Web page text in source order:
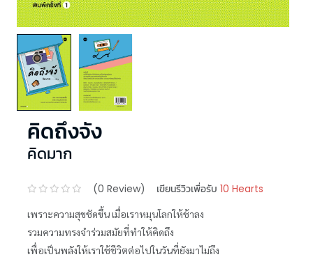
คิดถึงจัง
คิดมาก
(0 Review) เขียนรีวิวเพื่อรับ 10 Hearts
เพราะความสุขชัดขึ้น เมื่อเราหมุนโลกให้ช้าลง
รวมความทรงจำร่วมสมัยที่ทำให้คิดถึง
เพื่อเป็นพลังให้เราใช้ชีวิตต่อไปในวันที่ยังมาไม่ถึง